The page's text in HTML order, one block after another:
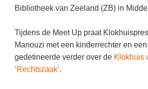
Den Haag(46)
Dordrecht (36)
Lelystad(19)
Klassieke Talen
Letterkunde
Levensbeschouwing
Maatschappijleer
LEERMETHODEN
Biologie
Bibliotheek van Zeeland (ZB) in
Tijdens de Meet Up praat
Manouzi met een kinderrechter en
gedetineerde verder over de Klokhuis
‘Rechtszaak’.